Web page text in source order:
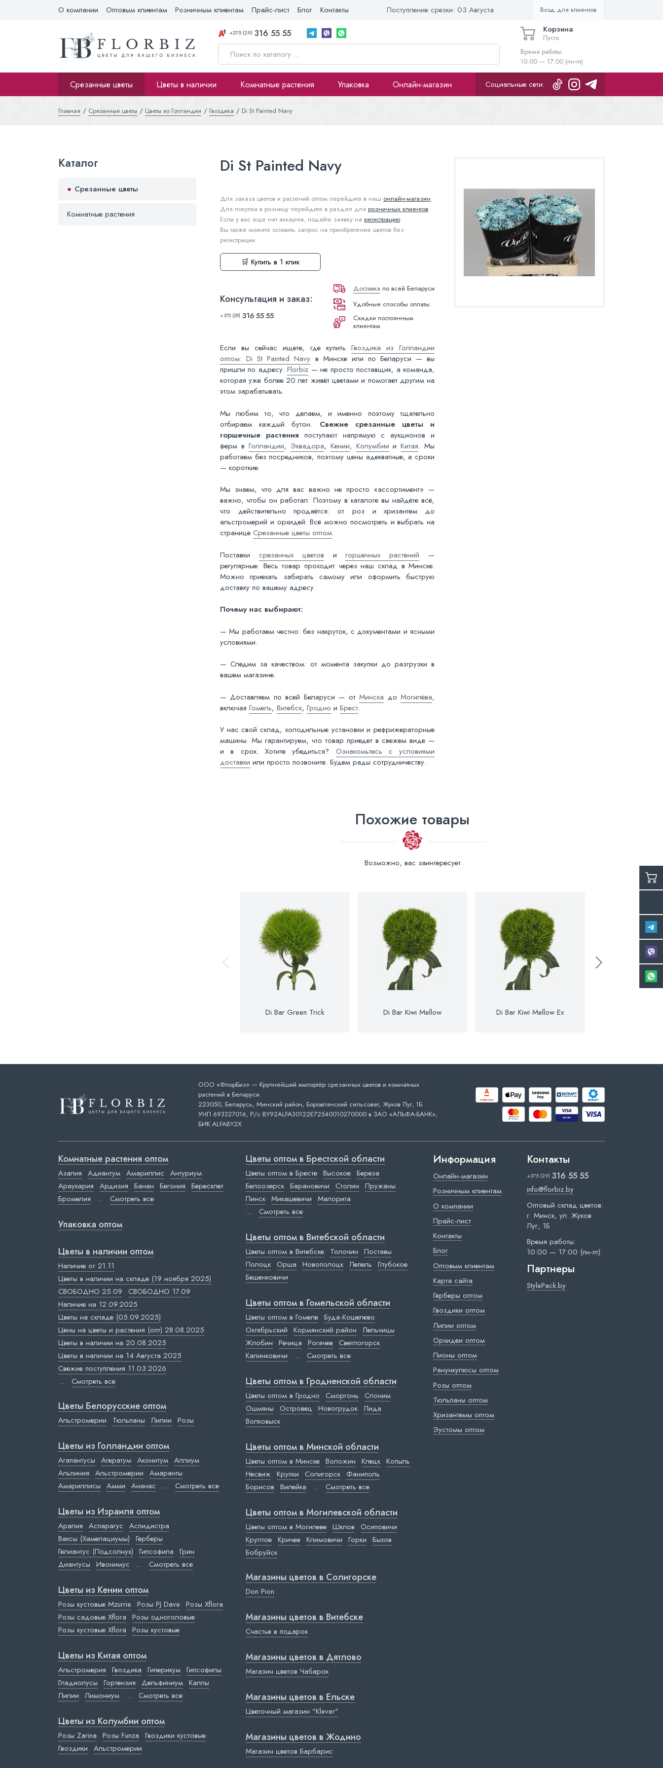
О компании Оптовым клиентам Розничным клиентам Прайс-лист Блог Контакты Поступление срезки: 03 Августа Вход для клиентов
+375 (29) 316 55 55 Корзина
Пусто
Время работы:
10:00 — 17:00 (пн-пт)
Срезанные цветы Цветы в наличии Комнатные растения Упаковка Онлайн-магазин Социальные сети:
Главная Срезанные цветы Цветы из Голландии Гвоздика Di St Painted Navy
Каталог
Срезанные цветы
Комнатные растения
Di St Painted Navy
Для заказа цветов и растений оптом перейдите в наш онлайн-магазин.
Для покупки в розницу перейдите в раздел для розничных клиентов.
Если у вас еще нет аккаунта, подайте заявку на регистрацию.
Вы также можете оставить запрос на приобретение цветов без
регистрации.
🛒 Купить в 1 клик
Консультация и заказ:
+375 (29) 316 55 55
Доставка по всей Беларуси
Удобные способы оплаты
Скидки постоянным
клиентам
Если вы сейчас ищете, где купитьГвоздика из Голландии
оптом: Di St Painted Navy в Минске или по Беларуси — вы
пришли по адресу.Florbiz — не просто поставщик, а команда,
которая уже более 20 лет живёт цветами и помогает другим на
этом зарабатывать.
Мы любим то, что делаем, и именно поэтому тщательно
отбираем каждый бутон. Свежие срезанные цветы и
горшечные растения поступают напрямую с аукционов и
ферм в Голландии, Эквадора, Кении, Колумбии иКитая. Мы
работаем без посредников, поэтому цены адекватные, а сроки
— короткие.
Мы знаем, что для вас важно не просто «ассортимент» —
важно, чтобы он работал. Поэтому в каталоге вы найдёте всё,
что действительно продаётся: от роз и хризантем до
альстромерий и орхидей. Всё можно посмотреть и выбрать на
странице Срезанные цветы оптом.
Поставки срезанных цветов игоршечных растений —
регулярные. Весь товар проходит через наш склад в Минске.
Можно приехать забирать самому или оформить быструю
доставку по вашему адресу.
Почему нас выбирают:
— Мы работаем честно: без накруток, с документами и ясными
условиями.
— Следим за качеством: от момента закупки до разгрузки в
вашем магазине.
— Доставляем по всей Беларуси — отМинска доМогилёва,
включая Гомель, Витебск, Гродно и Брест.
У нас свой склад, холодильные установки и рефрижераторные
машины. Мы гарантируем, что товар приедет в свежем виде —
и в срок. Хотите убедиться? Ознакомьтесь с условиями
доставки или просто позвоните. Будем рады сотрудничеству.
Похожие товары
Возможно, вас заинтересует
Di Bar Green Trick Di Bar Kiwi Mellow Di Bar Kiwi Mellow Ex
ООО «ФлорБиз» — Крупнейший импортёр срезанных цветов и комнатных
растений в Беларуси.
223050, Беларусь, Минский район, Боровлянский сельсовет, Жуков Луг, 1Б
УНП 693327016, Р/с BY92ALFA30122E72540010270000 в ЗАО «АЛЬФА-БАНК»,
БИК ALFABY2X
Комнатные растения оптом
Азалия Адиантум Амариллис Антуриум
Араукария Ардизия Банан Бегония Бересклет
Бромелия
... Смотреть все
Упаковка оптом
Цветы в наличии оптом
Наличие от 21.11
Цветы в наличии на складе (19 ноября 2025)
СВОБОДНО 25.09 СВОБОДНО 17.09
Наличие на 12.09.2025
Цветы на складе (05.09.2025)
Цены на цветы и растения (опт) 28.08.2025
Цветы в наличии на 20.08.2025
Цветы в наличии на 14 Августа 2025
Свежие поступления 11.03.2026
... Смотреть все
Цветы Белорусские оптом
Альстромерии Тюльпаны Лилии Розы
Цветы из Голландии оптом
Агапантусы Агератум Аконитум Аллиум
Альпиния Альстромерии Амаранты
Амариллисы Амми Ананас ... Смотреть все
Цветы из Израиля оптом
Аралия Аспарагус Аспидистра
Ваксы (Хамелациумы) Герберы
Гелиантус (Подсолнух) Гипсофила Грин
Диантусы Ивонимус ... Смотреть все
Цветы из Кении оптом
Розы кустовые Mzurrie Розы PJ Dave Розы Xflora
Розы садовые Xflora Розы одноголовые
Розы кустовые Xflora Розы кустовые
Цветы из Китая оптом
Альстромерия Гвоздика Гиперикум Гипсофилы
Гладиолусы Гортензия Дельфиниум Каллы
Лилии Лимониум ... Смотреть все
Цветы из Колумбии оптом
Розы Zarina Розы Funza Гвоздики кустовые
Гвоздики Альстромерии
Цветы оптом в Брестской области
Цветы оптом в Бресте Высокое Береза
Белоозерск Барановичи Столин Пружаны
Пинск Микашевичи Малорита
... Смотреть все
Цветы оптом в Витебской области
Цветы оптом в Витебске Толочин Поставы
Полоцк Орша Новополоцк Лепель Глубокое
Бешенковичи
Цветы оптом в Гомельской области
Цветы оптом в Гомеле Буда-Кошелево
Октябрьский Кормянский район Лельчицы
Жлобин Речица Рогачев Светлогорск
Калинковичи
... Смотреть все
Цветы оптом в Гродненской области
Цветы оптом в Гродно Сморгонь Слоним
Ошмяны Островец Новогрудок Лида
Волковыск
Цветы оптом в Минской области
Цветы оптом в Минске Воложин Клецк Копыль
Несвиж Крупки Солигорск Фаниполь
Борисов Вилейка ... Смотреть все
Цветы оптом в Могилевской области
Цветы оптом в Могилеве Шклов Осиповичи
Круглое Кричев Климовичи Горки Быхов
Бобруйск
Магазины цветов в Cолигорске
Don Pion
Магазины цветов в Витебске
Счастье в подарок
Магазины цветов в Дятлово
Магазин цветов Чабарок
Магазины цветов в Ельске
Цветочный магазин "Klever"
Магазины цветов в Жодино
Магазин цветов Барбарис
Информация
Онлайн-магазин
Розничным клиентам
О компании
Прайс-лист
Контакты
Блог
Оптовым клиентам
Карта сайта
Герберы оптом
Гвоздики оптом
Лилии оптом
Орхидеи оптом
Пионы оптом
Ранункулюсы оптом
Розы оптом
Тюльпаны оптом
Хризантемы оптом
Эустомы оптом
Контакты
+375 (29) 316 55 55
info@florbiz.by
Оптовый склад цветов:
г. Минск, ул. Жуков
Луг, 1Б
Время работы:
10:00 — 17:00 (пн-пт)
Партнеры
StylePack.by